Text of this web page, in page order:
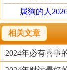
属狗的人
相关文章
2024年必有喜事